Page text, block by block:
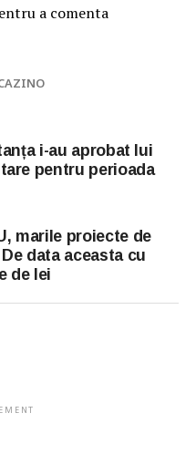
a comenta
i-au aprobat lui
pentru perioada
marile proiecte de
data aceasta cu
de lei